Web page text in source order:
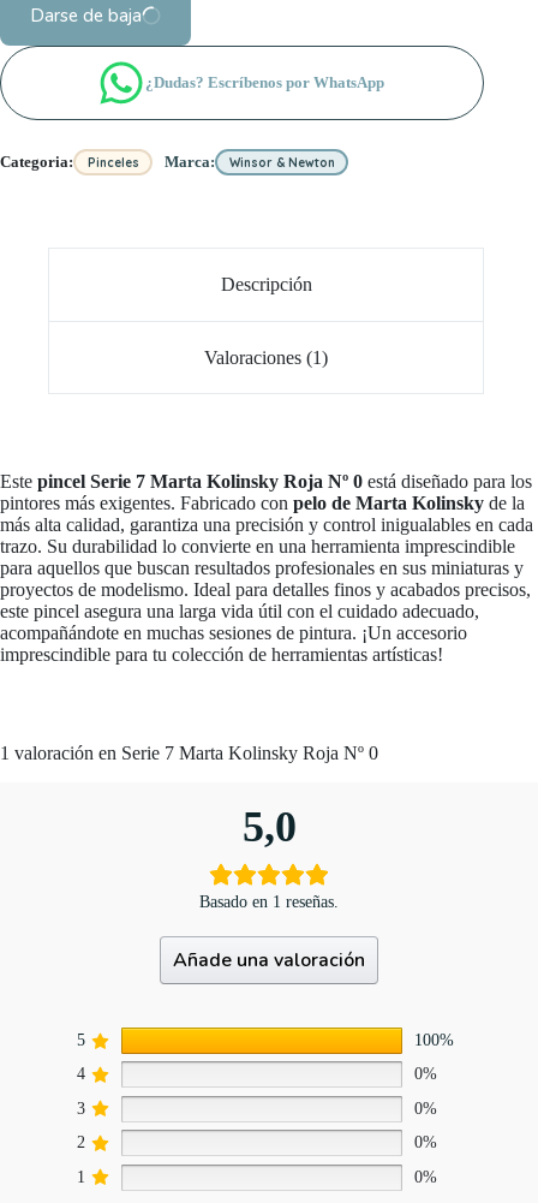
Darse de baja
¿Dudas? Escríbenos por WhatsApp
Categoria: Pinceles Marca: Winsor & Newton
Descripción
Valoraciones (1)
Este pincel Serie 7 Marta Kolinsky Roja Nº 0 está diseñado para los
pintores más exigentes. Fabricado con pelo de Marta Kolinsky de la
más alta calidad, garantiza una precisión y control inigualables en cada
trazo. Su durabilidad lo convierte en una herramienta imprescindible
para aquellos que buscan resultados profesionales en sus miniaturas y
proyectos de modelismo. Ideal para detalles finos y acabados precisos,
este pincel asegura una larga vida útil con el cuidado adecuado,
acompañándote en muchas sesiones de pintura. ¡Un accesorio
imprescindible para tu colección de herramientas artísticas!
1 valoración en Serie 7 Marta Kolinsky Roja Nº 0
5,0
Basado en 1 reseñas.
Añade una valoración
5
100%
4
0%
3
0%
2
0%
1
0%